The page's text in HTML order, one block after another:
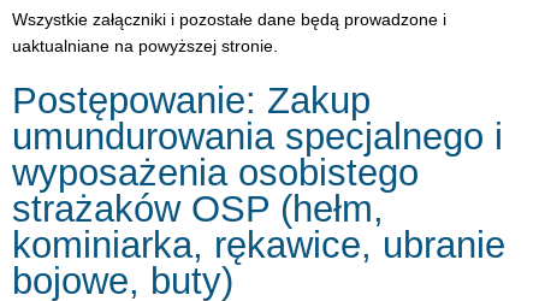
Wszystkie załączniki i pozostałe dane będą prowadzone i
uaktualniane na powyższej stronie.
Postępowanie: Zakup
umundurowania specjalnego i
wyposażenia osobistego
strażaków OSP (hełm,
kominiarka, rękawice, ubranie
bojowe, buty)